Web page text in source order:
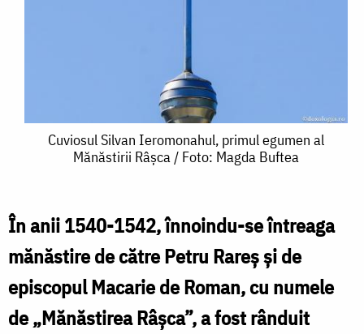
Cuviosul
primul
egumen
al
Mănăstirii
Cuviosul Silvan Ieromonahul, primul egumen al
Mănăstirii Râșca / Foto: Magda Buftea
În anii 1540-1542, înnoindu-se întreaga
mănăstire de către Petru Rareş şi de
episcopul Macarie de Roman, cu numele
de „Mănăstirea Râşca”, a fost rânduit